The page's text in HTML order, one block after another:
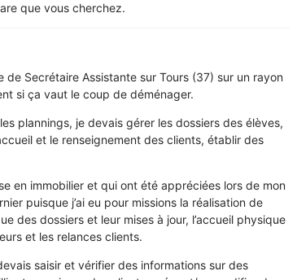
que vous cherchez.
Secrétaire Assistante sur Tours (37) sur un rayon
si ça vaut le coup de déménager.
plannings, je devais gérer les dossiers des élèves,
et le renseignement des clients, établir des
en immobilier et qui ont été appréciées lors de mon
puisque j’ai eu pour missions la réalisation de
des dossiers et leur mises à jour, l’accueil physique
et les relances clients.
saisir et vérifier des informations sur des